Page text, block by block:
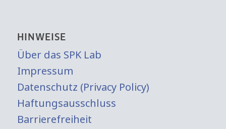
HINWEISE
Über das SPK Lab
Impressum
Datenschutz (Privacy Policy)
Haftungsausschluss
Barrierefreiheit